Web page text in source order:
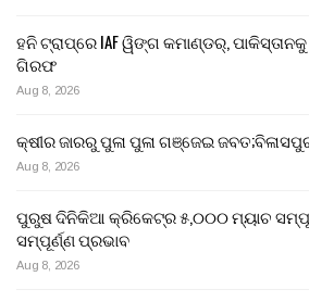
ହନି ଟ୍ରାପ୍‌ରେ IAF ୱିଙ୍ଗ କମାଣ୍ଡର୍,
ଗିରଫ
Aug 8, 2026
କ୍ଷୀର ଜାରରୁ ପୁଳା ପୁଳା ଗଞ୍ଜେଇ
Aug 8, 2026
ପୁରୁଷ ଦିନିକିଆ କ୍ରିକେଟ୍‌ର ୫,୦୦୦ ମ୍ୟାଚ
ସମ୍ପୂର୍ଣ୍ଣ ପ୍ରଭାବ
Aug 8, 2026